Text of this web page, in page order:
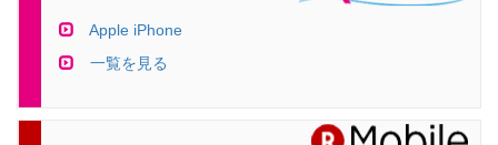
Apple iPhone
一覧を見る